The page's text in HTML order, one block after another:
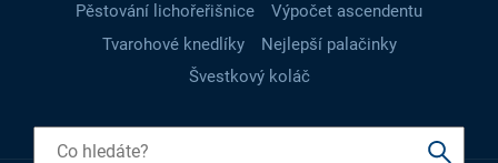
Pěstování lichořeřišnice
Výpočet ascendentu
Tvarohové knedlíky
Nejlepší palačinky
Švestkový koláč